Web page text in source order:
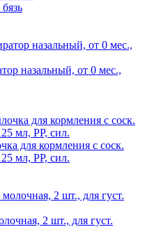
назальный, от 0 мес.,
для кормления с соск.
мл, PP, сил.
2 шт., для густ.